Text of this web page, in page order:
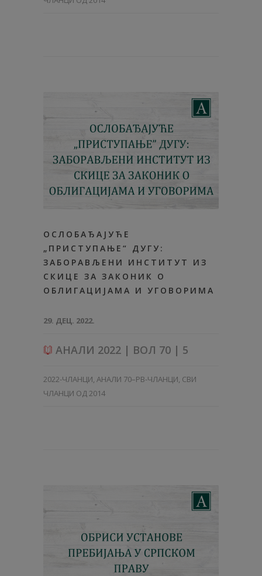
OСЛОБАЂАЈУЋЕ
„ПРИСТУПАЊЕ“ ДУГУ:
ЗАБОРАВЉЕНИ ИНСТИТУТ ИЗ
СКИЦЕ ЗА ЗАКОНИК О
ОБЛИГАЦИЈАМА И УГОВОРИМА
29. ДЕЦ. 2022.
АНАЛИ 2022 | ВОЛ 70 | 5
2022-ЧЛАНЦИ, АНАЛИ 70–PB-ЧЛАНЦИ, СВИ
ЧЛАНЦИ ОД 2014